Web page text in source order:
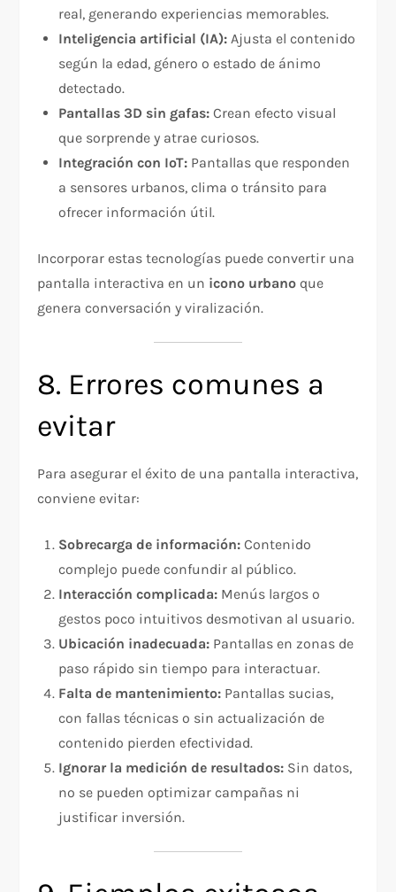
real, generando experiencias memorables.
Inteligencia artificial (IA): Ajusta el contenido
según la edad, género o estado de ánimo
detectado.
Pantallas 3D sin gafas: Crean efecto visual
que sorprende y atrae curiosos.
Integración con IoT: Pantallas que responden
a sensores urbanos, clima o tránsito para
ofrecer información útil.
Incorporar estas tecnologías puede convertir una
pantalla interactiva en un icono urbano que
genera conversación y viralización.
8. Errores comunes a
evitar
Para asegurar el éxito de una pantalla interactiva,
conviene evitar:
Sobrecarga de información: Contenido
complejo puede confundir al público.
Interacción complicada: Menús largos o
gestos poco intuitivos desmotivan al usuario.
Ubicación inadecuada: Pantallas en zonas de
paso rápido sin tiempo para interactuar.
Falta de mantenimiento: Pantallas sucias,
con fallas técnicas o sin actualización de
contenido pierden efectividad.
Ignorar la medición de resultados: Sin datos,
no se pueden optimizar campañas ni
justificar inversión.